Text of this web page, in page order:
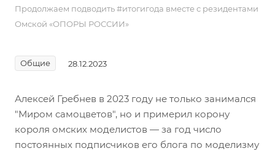
Продолжаем подводить #итогигода вместе с резидентами
Омской «ОПОРЫ РОССИИ»
Общие 28.12.2023
Алексей Гребнев в 2023 году не только занимался
"Миром самоцветов", но и примерил корону
короля омских моделистов — за год число
постоянных подписчиков его блога по моделизму